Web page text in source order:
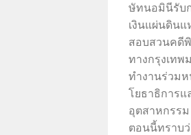
ษัทนอมินีรับ
เงินแผ่นดิน
สอบสวนคดี
ทางกรุงเทพ
ทำงานร่วมห
โยธาธิการแ
อุตสาหกรรม
ตอนนี้ทราบว่